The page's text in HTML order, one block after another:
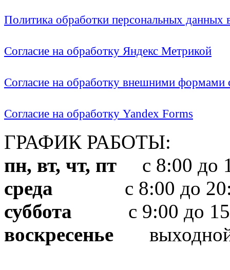
Политика обработки персональных
Согласие на обработку Яндекс Метрикой
Согласие на обработку внешними формами
Согласие на обработку Yandex Forms
ГРАФИК РАБОТЫ:
пн, вт, чт, пт с 8:00 до
среда с 8:00 до
суббота с 9:00 до
воскресенье